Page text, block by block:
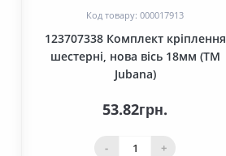
Код товару: 000017913
123707338 Комплект кріплення
шестерні, нова вісь 18мм (ТМ
Jubana)
53.82грн.
- +